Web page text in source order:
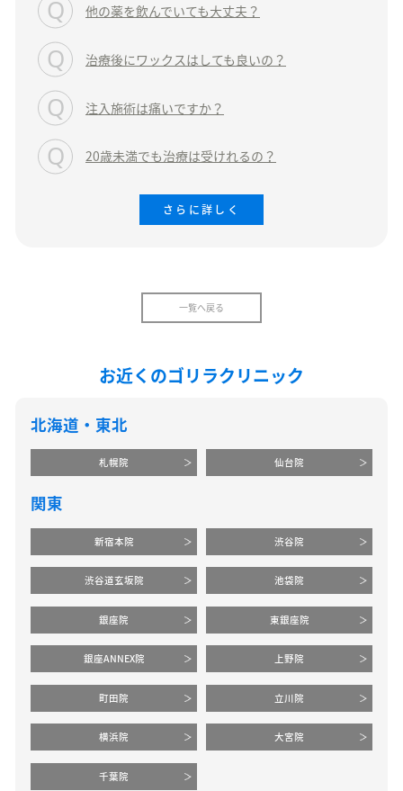
他の薬を飲んでいても大丈夫？
治療後にワックスはしても良いの？
注入施術は痛いですか？
20歳未満でも治療は受けれるの？
さらに詳しく
一覧へ戻る
お近くのゴリラクリニック
北海道・東北
札幌院 仙台院
関東
新宿本院 渋谷院
渋谷道玄坂院 池袋院
銀座院 東銀座院
銀座ANNEX院 上野院
町田院 立川院
横浜院 大宮院
千葉院